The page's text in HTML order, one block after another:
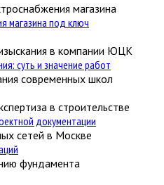
магазина под ключ
суть и значение работ
документации